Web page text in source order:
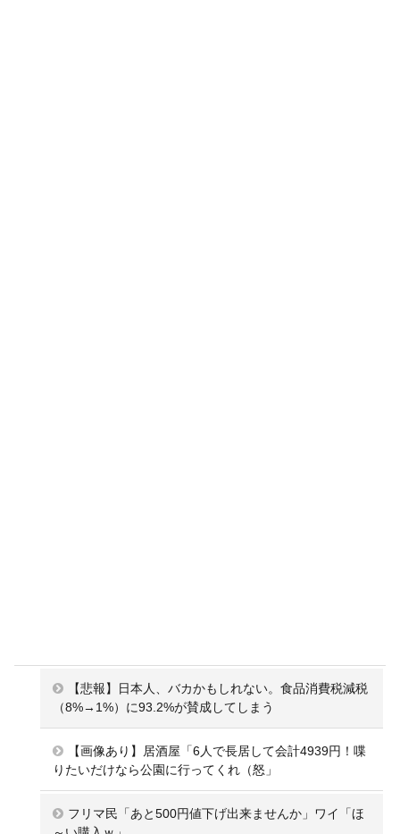
【悲報】日本人、バカかもしれない。食品消費税減税
（8%→1%）に93.2%が賛成してしまう
【画像あり】居酒屋「6人で長居して会計4939円！喋
りたいだけなら公園に行ってくれ（怒」
フリマ民「あと500円値下げ出来ませんか」ワイ「ほ